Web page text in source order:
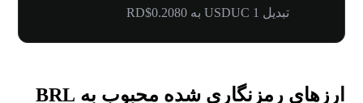
تبدیل 1 USDUC به RD$0.2080
ارزهای رمزنگاری شده محبوب به BRL